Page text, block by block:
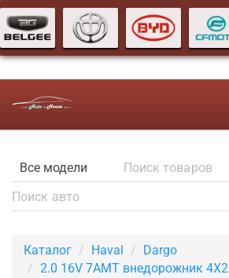
Каталог Haval
Dargo
2.0 16V 7AMT внедорожник 4X2